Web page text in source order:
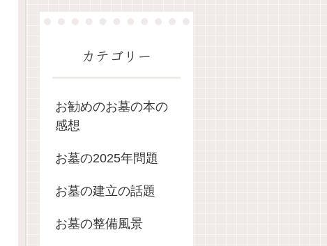
カテゴリー
お勧めのお墓の本の
感想
お墓の2025年問題
お墓の建立の話題
お墓の整備風景